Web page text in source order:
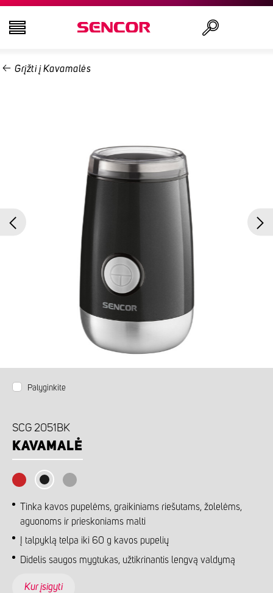
TELEVIZORIAI
NAMŲ ŪKIO PREKĖS
GROŽIO IR SVEIKATOS PREKĖS
BIURO ĮRANGA IR LAIDAI
Grįžti į Kavamalės
Palyginkite
SCG 2051BK
KAVAMALĖ
Tinka kavos pupelėms, graikiniams riešutams, žolelėms,
aguonoms ir prieskoniams malti
Į talpyklą telpa iki 60 g kavos pupelių
Didelis saugos mygtukas, užtikrinantis lengvą valdymą
Kur įsigyti